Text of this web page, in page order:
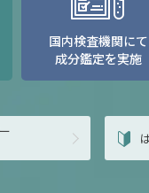
国内検査機関にて
成分鑑定を実施